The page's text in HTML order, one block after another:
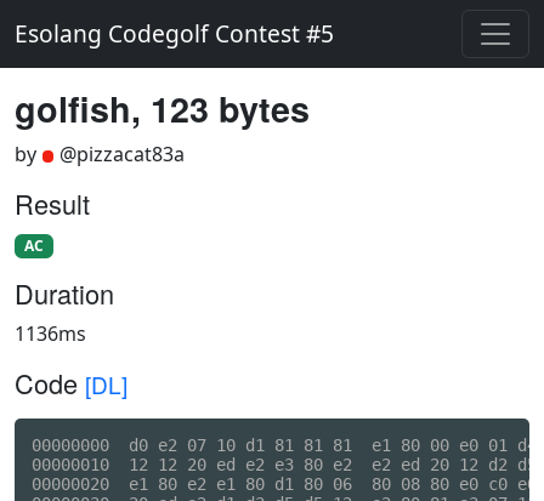
Esolang Codegolf Contest #5
golfish, 123 bytes
by @pizzacat83a
Result
AC
Duration
1136ms
Code [DL]
00000000  d0 e2 07 10 d1 81 81 81  e1 80 00 e0
00000010  12 12 20 ed e2 e3 80 e2  e2 ed 20 12
00000020  e1 80 e2 e1 80 d1 80 06  80 08 80